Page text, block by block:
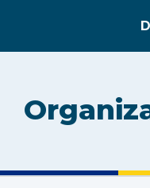
DESPRE
EVIDENȚA